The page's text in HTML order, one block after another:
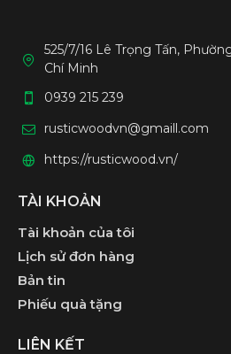
Sản phẩm được bảo hành 2
GIAO HÀNG THU TIỀN TẬN
TOÀN QUỐC
525/7/16 Lê Trọng Tấn,
Chí Minh
0939 215 239
rusticwoodvn@gmaill.com
https://rusticwood.vn/
TÀI KHOẢN
Tài khoản của tôi
Lịch sử đơn hàng
Bản tin
Phiếu quà tặng
LIÊN KẾT